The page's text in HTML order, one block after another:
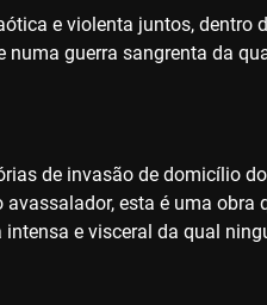
e violenta juntos, dentro
guerra sangrenta da
de invasão de domicílio
esta é uma obra
e visceral da qual